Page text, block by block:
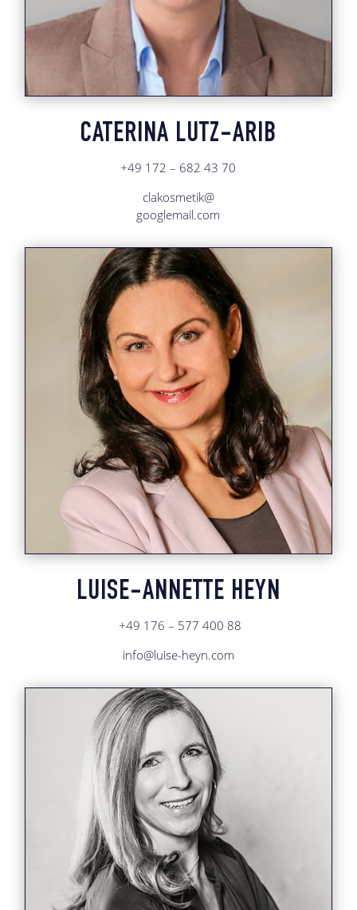
CATERINA LUTZ-ARIB
+49 172 – 682 43 70
clakosmetik@
googlemail.com
LUISE-ANNETTE HEYN
+49 176 – 577 400 88
info@luise-heyn.com